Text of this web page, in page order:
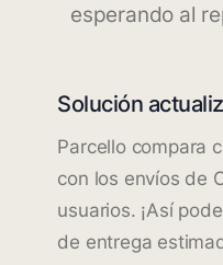
esperando al
Solución
Parcello compara
con los envíos de
usuarios. ¡Así
de entrega